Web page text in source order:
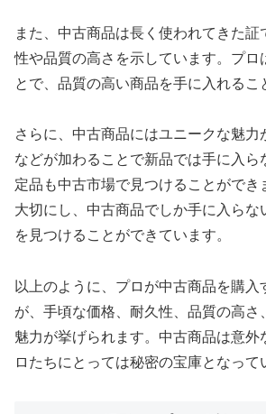
また、中古商品は長く使われてきた証
性や品質の高さを示しています。プロ
とで、品質の高い商品を手に入れるこ
さらに、中古商品にはユニークな魅力
などが加わることで新品では手に入ら
定品も中古市場で見つけることができ
大切にし、中古商品でしか手に入らな
を見つけることができています。
以上のように、プロが中古商品を購入
が、手頃な価格、耐久性、品質の高さ
魅力が挙げられます。中古商品は意外
ロたちにとっては秘密の宝庫となって